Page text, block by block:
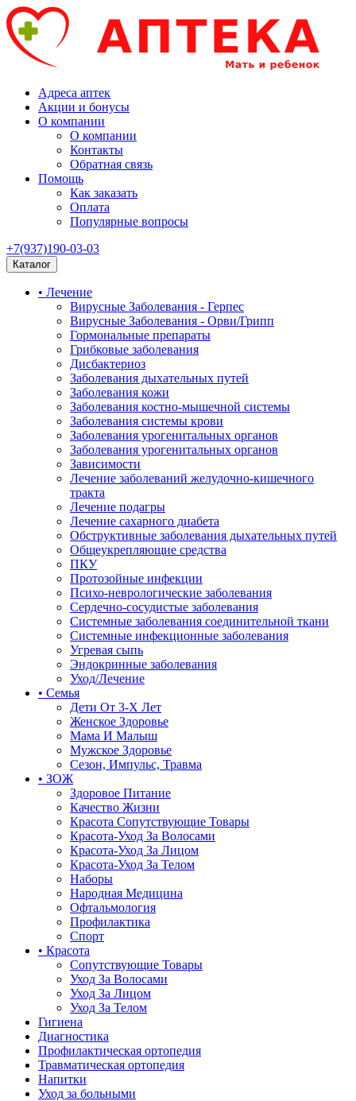
Адреса аптек
Акции и бонусы
О компании
О компании
Контакты
Обратная связь
Помощь
Как заказать
Оплата
Популярные вопросы
+7(937)190-03-03
Каталог
• Лечение
Вирусные Заболевания - Герпес
Вирусные Заболевания - Орви/Грипп
Гормональные препараты
Грибковые заболевания
Дисбактериоз
Заболевания дыхательных путей
Заболевания кожи
Заболевания костно-мышечной системы
Заболевания системы крови
Заболевания урогенитальных органов
Заболевания урогенитальных органов
Зависимости
Лечение заболеваний желудочно-кишечного
тракта
Лечение подагры
Лечение сахарного диабета
Обструктивные заболевания дыхательных путей
Общеукрепляющие средства
ПКУ
Протозойные инфекции
Психо-неврологические заболевания
Сердечно-сосудистые заболевания
Системные заболевания соединительной ткани
Системные инфекционные заболевания
Угревая сыпь
Эндокринные заболевания
Уход/Лечение
• Семья
Дети От 3-Х Лет
Женское Здоровье
Мама И Малыш
Мужское Здоровье
Сезон, Импульс, Травма
• ЗОЖ
Здоровое Питание
Качество Жизни
Красота Сопутствующие Товары
Красота-Уход За Волосами
Красота-Уход За Лицом
Красота-Уход За Телом
Наборы
Народная Медицина
Офтальмология
Профилактика
Спорт
• Красота
Сопутствующие Товары
Уход За Волосами
Уход За Лицом
Уход За Телом
Гигиена
Диагностика
Профилактическая ортопедия
Травматическая ортопедия
Напитки
Уход за больными